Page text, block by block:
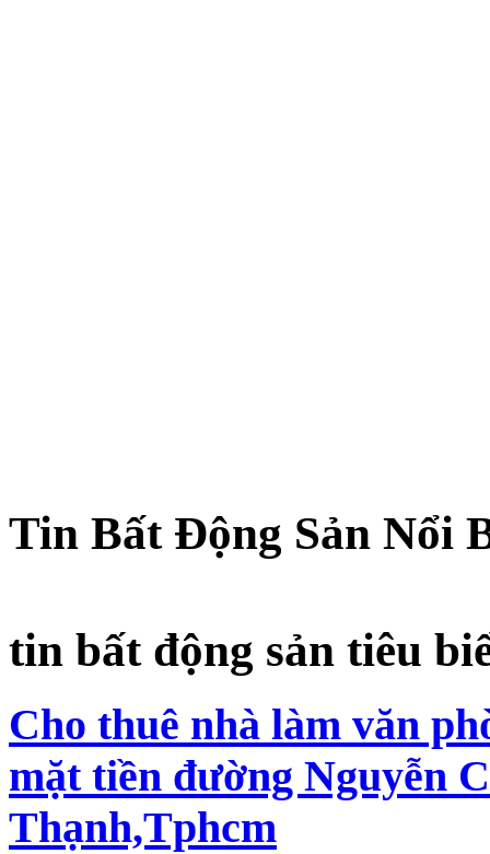
Tin Bất Động Sản Nổi
tin bất động sản tiêu
Cho thuê nhà làm văn
mặt tiền đường Nguyễn
Thạnh,Tphcm